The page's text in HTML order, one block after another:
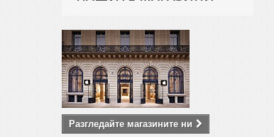
Разгледайте магазините ни